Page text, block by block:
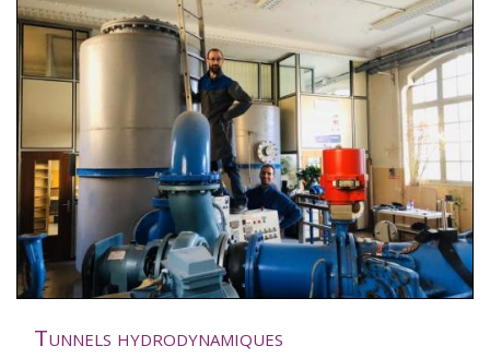
Tunnels hydrodynamiques